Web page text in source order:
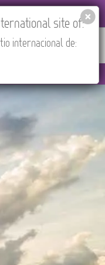
Find your Tour
site of:
internacional de: